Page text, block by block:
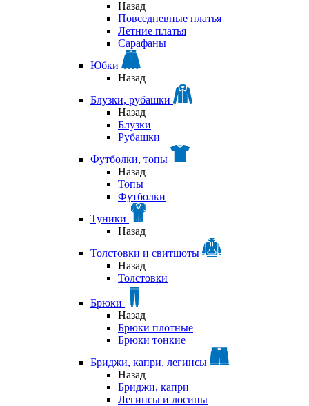
Назад
Повседневные платья
Летние платья
Сарафаны
Юбки
Назад
Блузки, рубашки
Назад
Блузки
Рубашки
Футболки, топы
Назад
Топы
Футболки
Туники
Назад
Толстовки и свитшоты
Назад
Толстовки
Брюки
Назад
Брюки плотные
Брюки тонкие
Бриджи, капри, легинсы
Назад
Бриджи, капри
Легинсы и лосины